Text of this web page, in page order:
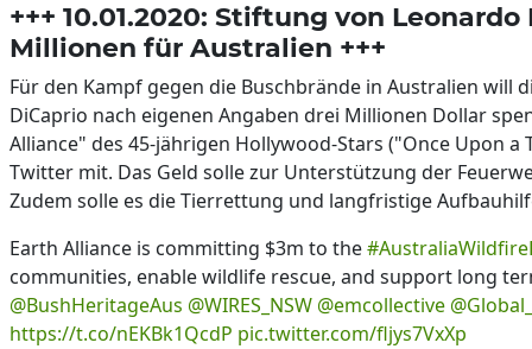
+++ 10.01.2020: Stiftung von
Millionen für Australien +++
Für den Kampf gegen die Buschbrände in Australien will
DiCaprio nach eigenen Angaben drei Millionen Dollar
Alliance" des 45-jährigen Hollywood-Stars ("Once Upon
Twitter mit. Das Geld solle zur Unterstützung der
Zudem solle es die Tierrettung und langfristige
Earth Alliance is committing $3m to the
communities, enable wildlife rescue, and support long
@BushHeritageAus @WIRES_NSW @emcollective
https://t.co/nEKBk1QcdP pic.twitter.com/fljys7VxXp